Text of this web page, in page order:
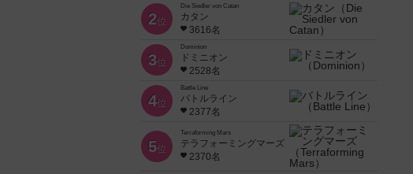
2位
Die Siedler von Catan
カタン
3616名
3位
Dominion
ドミニオン
2528名
4位
Battle Line
バトルライン
2377名
5位
Terraforming Mars
テラフォーミングマーズ
2370名